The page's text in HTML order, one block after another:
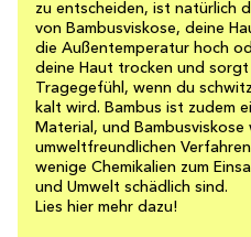
zu entscheiden, ist natürlich
von Bambusviskose, deine
die Außentemperatur hoch
deine Haut trocken und sorgt
Tragegefühl, wenn du
kalt wird. Bambus ist zudem
Material, und Bambusviskose
umweltfreundlichen
wenige Chemikalien zum
und Umwelt schädlich sind.
Lies hier mehr dazu!